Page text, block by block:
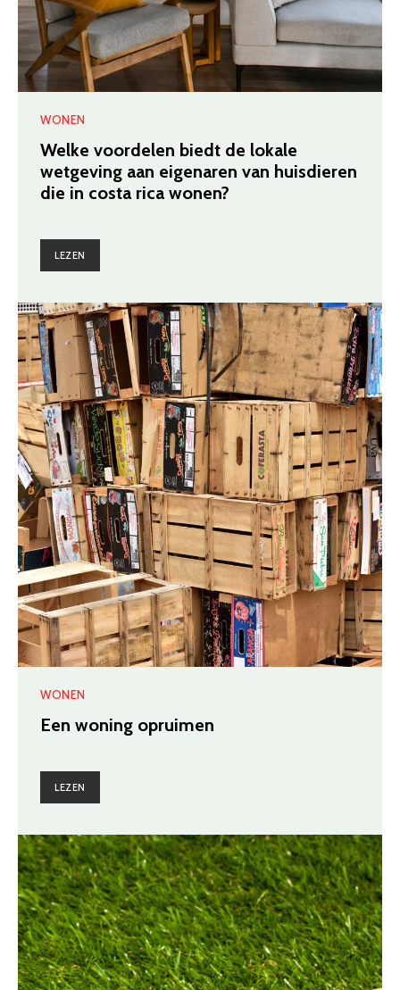
WONEN
Welke voordelen biedt de lokale
wetgeving aan eigenaren van huisdieren
die in costa rica wonen?
LEZEN
WONEN
Een woning opruimen
LEZEN